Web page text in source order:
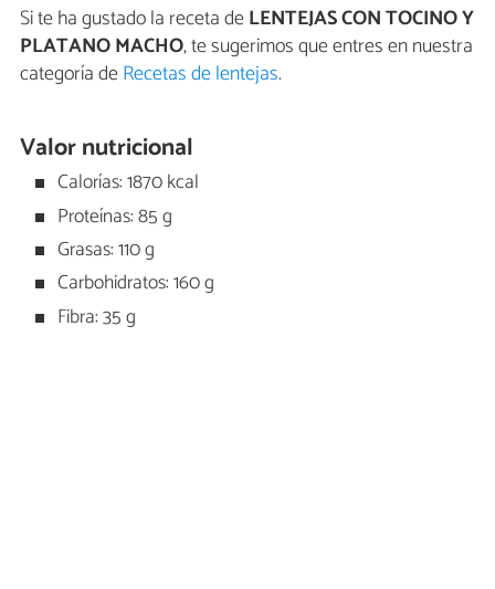
Si te ha gustado la receta deLENTEJAS CON TOCINO Y
PLATANO MACHO, te sugerimos que entres en nuestra
categoría deRecetas de lentejas.
Valor nutricional
Calorías: 1870 kcal
Proteínas: 85 g
Grasas: 110 g
Carbohidratos: 160 g
Fibra: 35 g